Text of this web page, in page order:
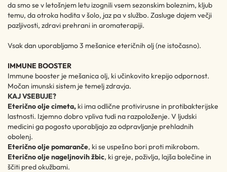
da smo se v letošnjem letu izognili vsem sezonskim boleznim, kljub
temu, da otroka hodita v šolo, jaz pa v službo. Zasluge dajem večji
pazljivosti, zdravi prehrani in aromaterapiji.
Vsak dan uporabljamo 3 mešanice eteričnih olj (ne istočasno).
IMMUNE BOOSTER
Immune booster je mešanica olj, ki učinkovito krepijo odpornost.
Močan imunski sistem je temelj zdravja.
KAJ VSEBUJE?
Eterično olje cimeta, ki ima odlične protivirusne in protibakterijske
lastnosti. Izjemno dobro vpliva tudi na razpoloženje. V ljudski
medicini ga pogosto uporabljajo za odpravljanje prehladnih
obolenj.
Eterično olje pomaranče, ki se uspešno bori proti mikrobom.
Eterično olje nageljnovih žbic, ki greje, poživlja, lajša bolečine in
ščiti pred okužbami.